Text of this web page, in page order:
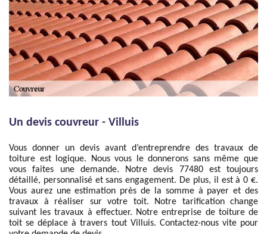
Un devis couvreur - Villuis
Vous donner un devis avant d’entreprendre des travaux de
toiture est logique. Nous vous le donnerons sans même que
vous faites une demande. Notre devis 77480 est toujours
détaillé, personnalisé et sans engagement. De plus, il est à 0 €.
Vous aurez une estimation près de la somme à payer et des
travaux à réaliser sur votre toit. Notre tarification change
suivant les travaux à effectuer. Notre entreprise de toiture de
toit se déplace à travers tout Villuis. Contactez-nous vite pour